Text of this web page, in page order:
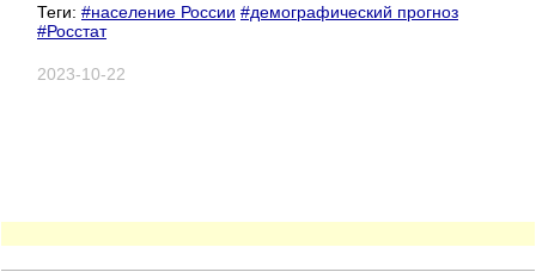
Теги: #население России #демографический прогноз
#Росстат
2023-10-22